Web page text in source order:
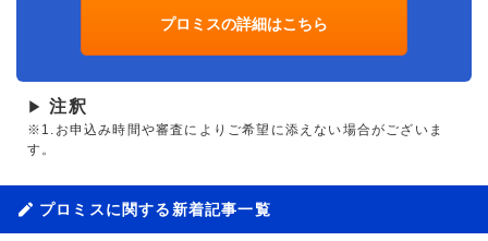
プロミスの詳細はこちら
▶ 注釈
※1.お申込み時間や審査によりご希望に添えない場合がございま
す。
プロミスに関する新着記事一覧